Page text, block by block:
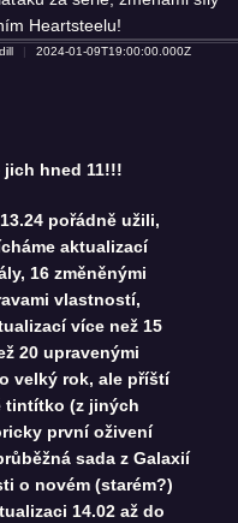
Heartsteelu!
2024-01-09T19:00:00.000Z
jich hned 11!!!
pořádně užili,
aktualizací
16 změněnými
vlastností,
více než 15
20 upravenými
velký rok, ale příští
tintítko (z jiných
první oživení
sada z Galaxií
o novém (starém?)
14.02 až do